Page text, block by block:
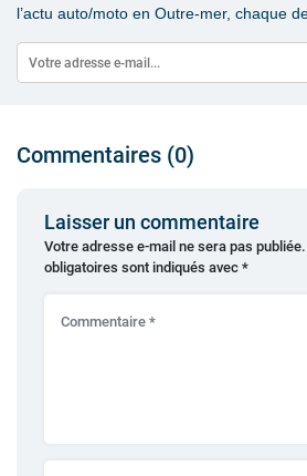
l’actu auto/moto en Outre-mer, chaque
Commentaires (0)
Laisser un commentaire
Votre adresse e-mail ne sera pas publiée.
obligatoires sont indiqués avec *